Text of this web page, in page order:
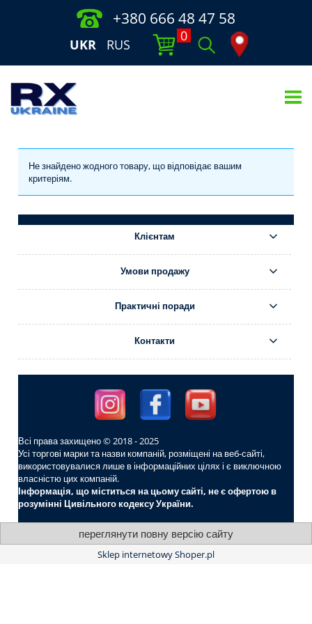
+380 666 48 47 58
UKR RUS
0
Не знайдено жодного товару, що відповідає вашим
критеріям.
Клієнтам
Умови продажу
Практичні поради
Контакти
Всі права захищено © 2018 - 2025
Усі торгові марки та назви компаній, розміщені на веб-сайті,
використовувалися лише в інформаційних цілях і є виключною
власністю цих компаній.
Інформація, що міститься на цьому сайті, не є офертою в
розумінні Цивільного кодексу України.
переглянути повну версію сайту
Sklep internetowy Shoper.pl